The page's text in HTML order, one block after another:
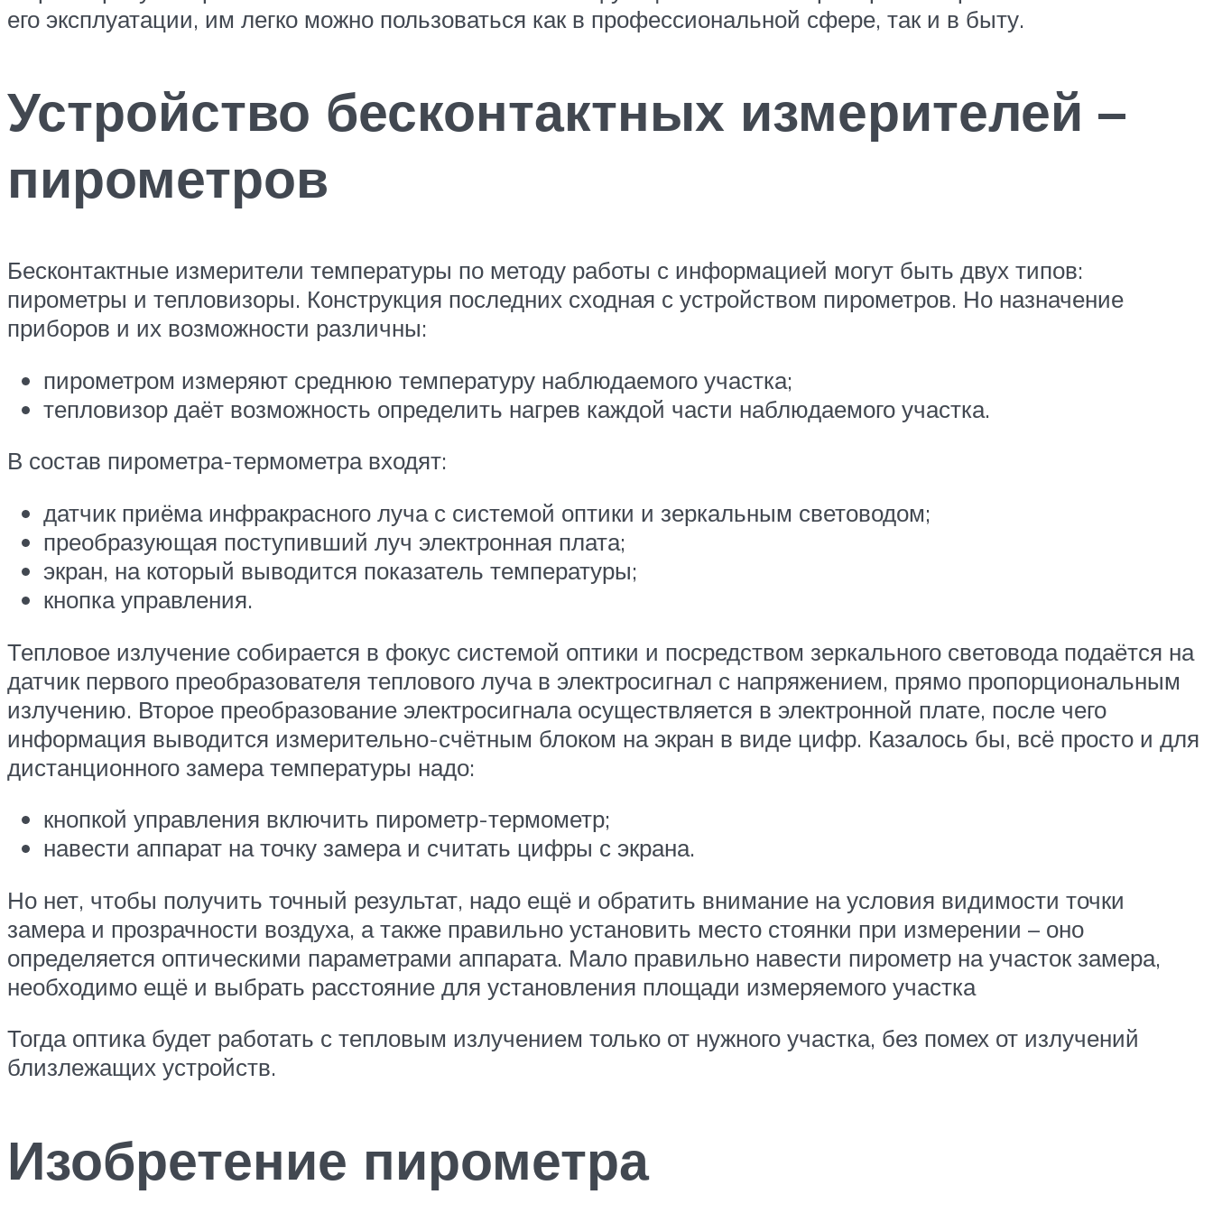
его эксплуатации, им легко можно пользоваться как в профессиональной сфере, так и в быту.
Устройство бесконтактных измерителей –
пирометров
Бесконтактные измерители температуры по методу работы с информацией могут быть двух типов:
пирометры и тепловизоры. Конструкция последних сходная с устройством пирометров. Но назначение
приборов и их возможности различны:
пирометром измеряют среднюю температуру наблюдаемого участка;
тепловизор даёт возможность определить нагрев каждой части наблюдаемого участка.
В состав пирометра-термометра входят:
датчик приёма инфракрасного луча с системой оптики и зеркальным световодом;
преобразующая поступивший луч электронная плата;
экран, на который выводится показатель температуры;
кнопка управления.
Тепловое излучение собирается в фокус системой оптики и посредством зеркального световода подаётся на
датчик первого преобразователя теплового луча в электросигнал с напряжением, прямо пропорциональным
излучению. Второе преобразование электросигнала осуществляется в электронной плате, после чего
информация выводится измерительно-счётным блоком на экран в виде цифр. Казалось бы, всё просто и для
дистанционного замера температуры надо:
кнопкой управления включить пирометр-термометр;
навести аппарат на точку замера и считать цифры с экрана.
Но нет, чтобы получить точный результат, надо ещё и обратить внимание на условия видимости точки
замера и прозрачности воздуха, а также правильно установить место стоянки при измерении – оно
определяется оптическими параметрами аппарата. Мало правильно навести пирометр на участок замера,
необходимо ещё и выбрать расстояние для установления площади измеряемого участка
Тогда оптика будет работать с тепловым излучением только от нужного участка, без помех от излучений
близлежащих устройств.
Изобретение пирометра